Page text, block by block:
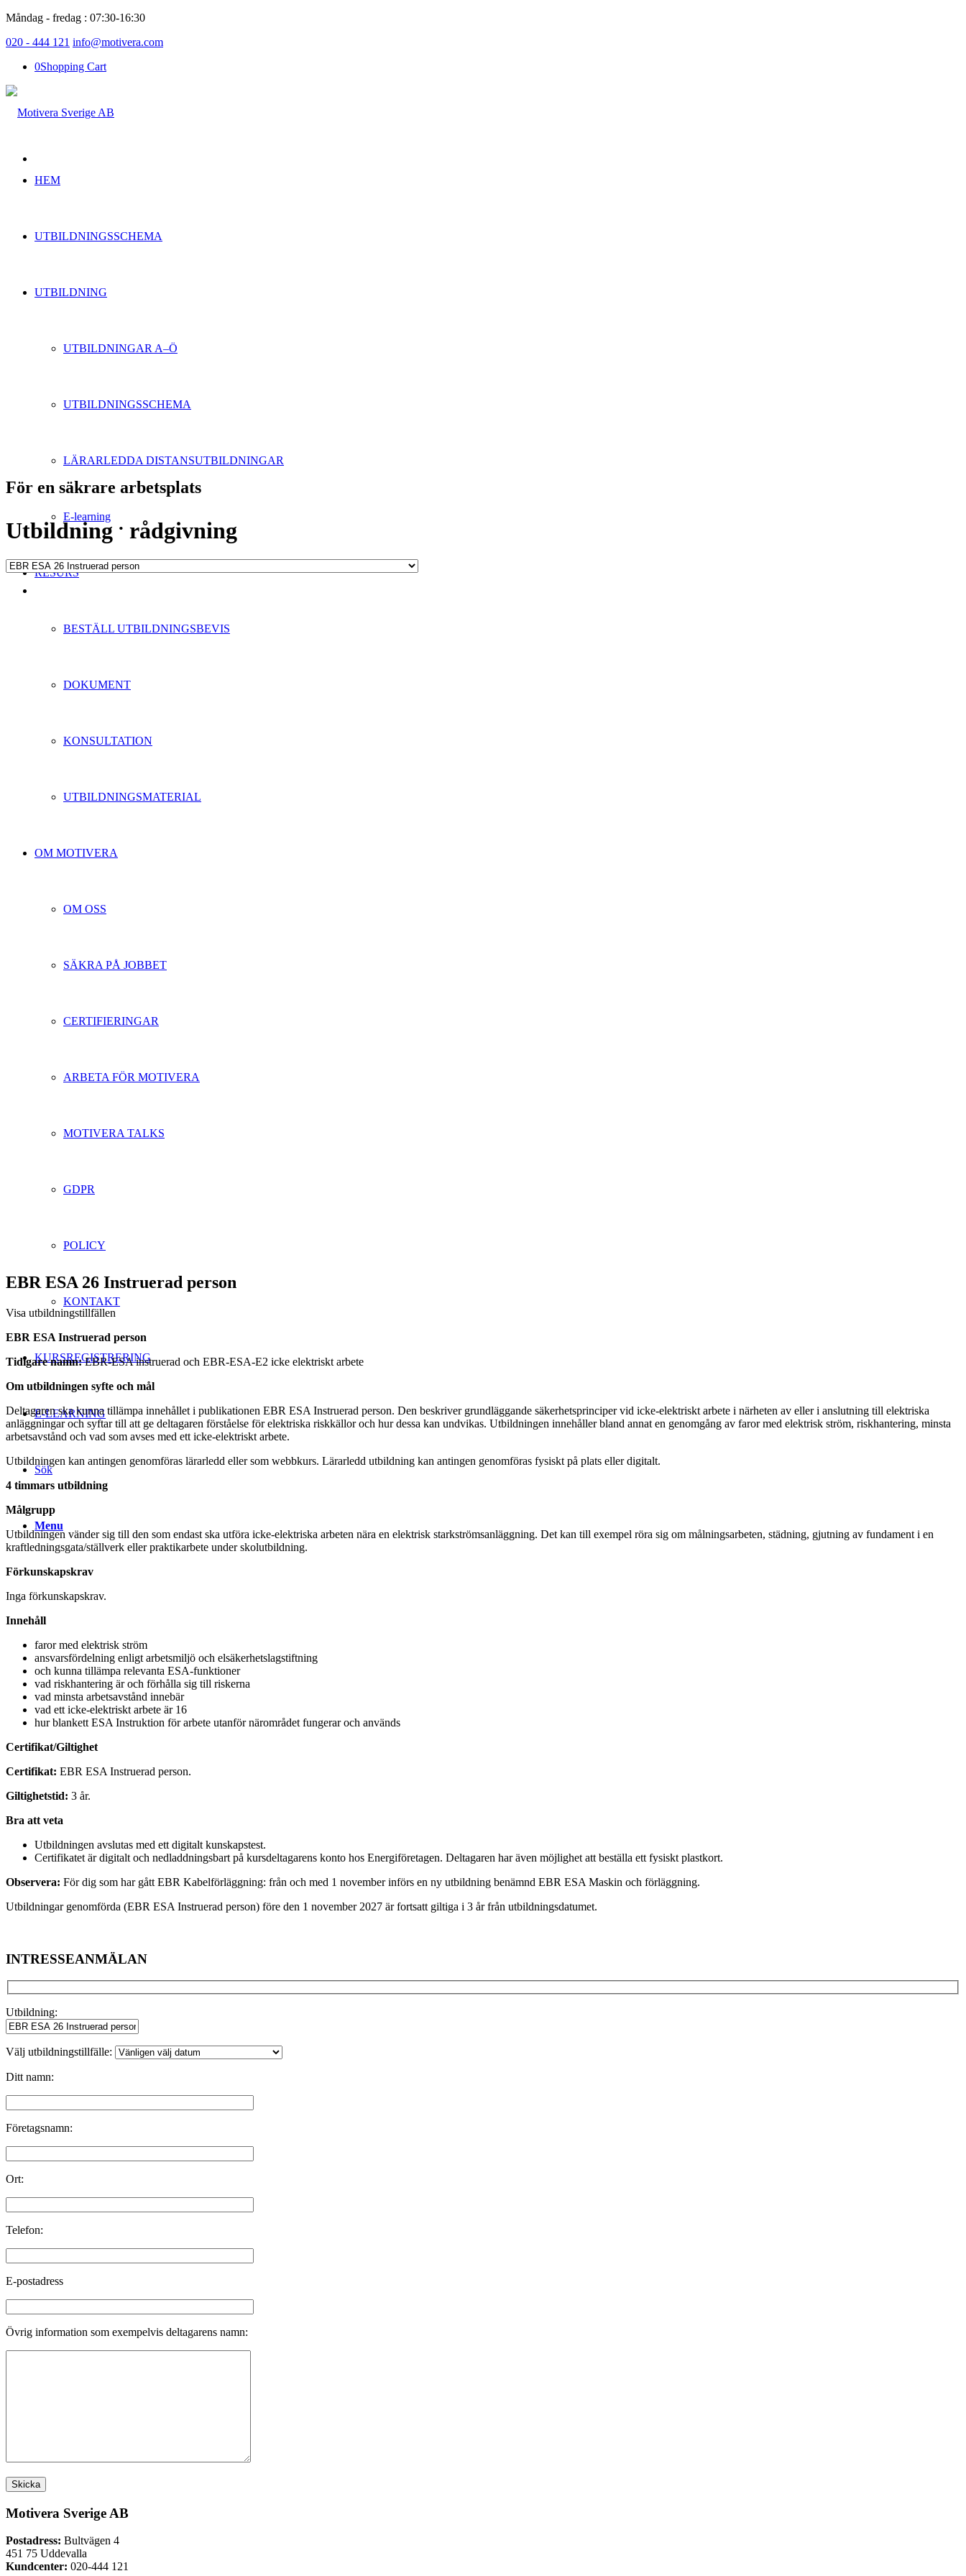
Måndag - fredag : 07:30-16:30
020 - 444 121 info@motivera.com
0Shopping Cart
HEM
UTBILDNINGSSCHEMA
UTBILDNING
UTBILDNINGAR A–Ö
UTBILDNINGSSCHEMA
LÄRARLEDDA DISTANSUTBILDNINGAR
E-learning
RESURS
BESTÄLL UTBILDNINGSBEVIS
DOKUMENT
KONSULTATION
UTBILDNINGSMATERIAL
OM MOTIVERA
OM OSS
SÄKRA PÅ JOBBET
CERTIFIERINGAR
ARBETA FÖR MOTIVERA
MOTIVERA TALKS
GDPR
POLICY
KONTAKT
KURSREGISTRERING
E-LEARNING
Sök
Menu
För en säkrare arbetsplats
Utbildning . rådgivning
EBR ESA 26 Instruerad person
Visa utbildningstillfällen
EBR ESA Instruerad person
Tidigare namn:EBR-ESA instruerad och EBR-ESA-E2 icke elektriskt arbete
Om utbildningen syfte och mål
Deltagaren ska kunna tillämpa innehållet i publikationen EBR ESA Instruerad person. Den beskriver grundläggande säkerhetsprinciper vid icke-elektriskt arbete i närheten av eller i anslutning till elektriska
anläggningar och syftar till att ge deltagaren förståelse för elektriska riskkällor och hur dessa kan undvikas. Utbildningen innehåller bland annat en genomgång av faror med elektrisk ström, riskhantering, minsta
arbetsavstånd och vad som avses med ett icke-elektriskt arbete.
Utbildningen kan antingen genomföras lärarledd eller som webbkurs. Lärarledd utbildning kan antingen genomföras fysiskt på plats eller digitalt.
4 timmars utbildning
Målgrupp
Utbildningen vänder sig till den som endast ska utföra icke-elektriska arbeten nära en elektrisk starkströmsanläggning. Det kan till exempel röra sig om målningsarbeten, städning, gjutning av fundament i en
kraftledningsgata/ställverk eller praktikarbete under skolutbildning.
Förkunskapskrav
Inga förkunskapskrav.
Innehåll
faror med elektrisk ström
ansvarsfördelning enligt arbetsmiljö och elsäkerhetslagstiftning
och kunna tillämpa relevanta ESA-funktioner
vad riskhantering är och förhålla sig till riskerna
vad minsta arbetsavstånd innebär
vad ett icke-elektriskt arbete är 16
hur blankett ESA Instruktion för arbete utanför närområdet fungerar och används
Certifikat/Giltighet
Certifikat: EBR ESA Instruerad person.
Giltighetstid: 3 år.
Bra att veta
Utbildningen avslutas med ett digitalt kunskapstest.
Certifikatet är digitalt och nedladdningsbart på kursdeltagarens konto hos Energiföretagen. Deltagaren har även möjlighet att beställa ett fysiskt plastkort.
Observera: För dig som har gått EBR Kabelförläggning: från och med 1 november införs en ny utbildning benämnd EBR ESA Maskin och förläggning.
Utbildningar genomförda (EBR ESA Instruerad person) före den 1 november 2027 är fortsatt giltiga i 3 år från utbildningsdatumet.
INTRESSEANMÄLAN
Utbildning:
Välj utbildningstillfälle:
Ditt namn:
Företagsnamn:
Ort:
Telefon:
E-postadress
Övrig information som exempelvis deltagarens namn:
Motivera Sverige AB
Postadress: Bultvägen 4
451 75 Uddevalla
Kundcenter: 020-444 121